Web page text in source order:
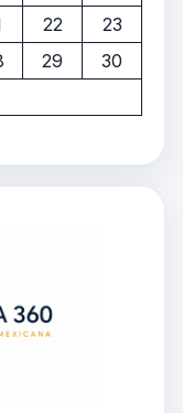
22
23
29
30